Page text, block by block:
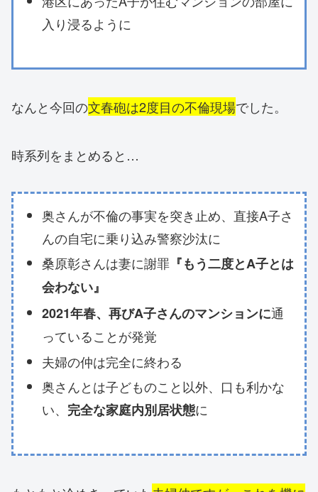
入り浸るように
なんと今回の文春砲は2度目の不倫現場でした。
時系列をまとめると…
奥さんが不倫の事実を突き止め、直接A子さ
んの自宅に乗り込み警察沙汰に
桑原彰さんは妻に謝罪『もう二度とA子とは
会わない』
2021年春、再びA子さんのマンションに通
っていることが発覚
夫婦の仲は完全に終わる
奥さんとは子どものこと以外、口も利かな
い、 完全な家庭内別居状態に